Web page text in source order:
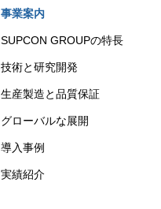
事業案内
SUPCON GROUPの特長
技術と研究開発
生産製造と品質保証
グローバルな展開
導入事例
実績紹介